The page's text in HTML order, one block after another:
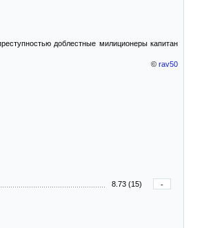
доблестные милиционеры капитан
© rav50
8.73 (15) -